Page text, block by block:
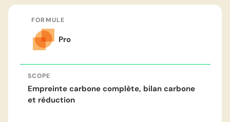
FORMULE
Pro
SCOPE
Empreinte carbone complète, bilan carbone
et réduction